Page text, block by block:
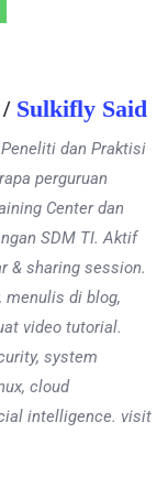
Sulkifly Said
dan Praktisi
perguruan
Center dan
SDM TI. Aktif
& sharing session.
menulis di blog,
video tutorial.
system
cloud
intelligence. visit